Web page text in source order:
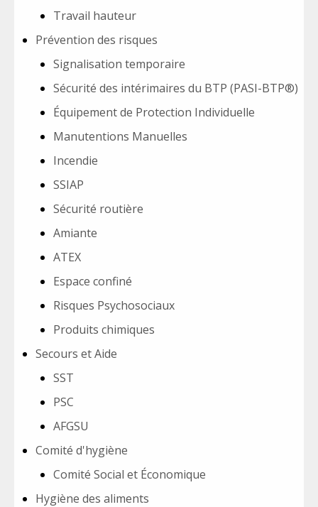
Travail hauteur
Prévention des risques
Signalisation temporaire
Sécurité des intérimaires du BTP (PASI-BTP®)
Équipement de Protection Individuelle
Manutentions Manuelles
Incendie
SSIAP
Sécurité routière
Amiante
ATEX
Espace confiné
Risques Psychosociaux
Produits chimiques
Secours et Aide
SST
PSC
AFGSU
Comité d'hygiène
Comité Social et Économique
Hygiène des aliments